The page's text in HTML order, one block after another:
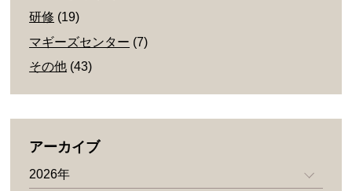
研修 (19)
マギーズセンター (7)
その他 (43)
アーカイブ
2026年